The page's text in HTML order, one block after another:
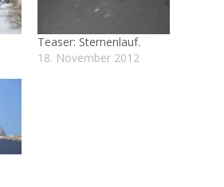
Teaser: Sternenlauf.
18. November 2012